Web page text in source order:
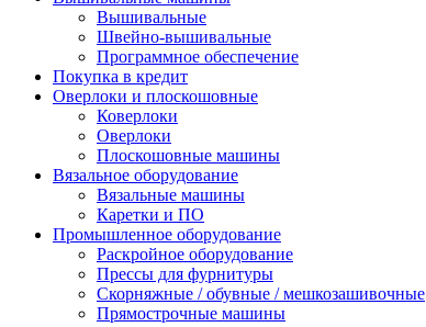
Вышивальные
Швейно-вышивальные
Программное обеспечение
Покупка в кредит
Оверлоки и плоскошовные
Коверлоки
Оверлоки
Плоскошовные машины
Вязальное оборудование
Вязальные машины
Каретки и ПО
Промышленное оборудование
Раскройное оборудование
Прессы для фурнитуры
Скорняжные / обувные / мешкозашивочные
Прямострочные машины